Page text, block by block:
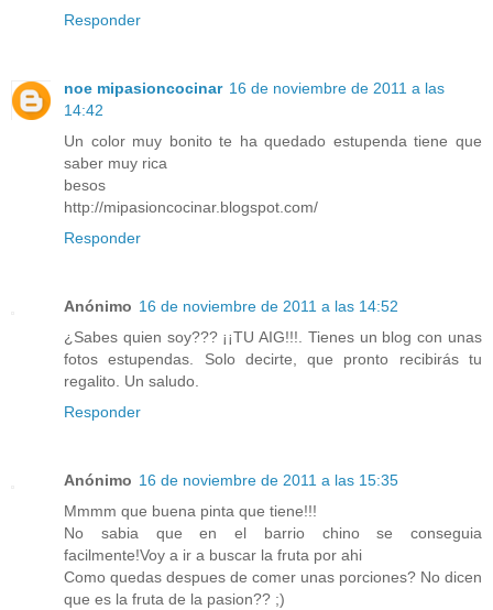
Responder
noe mipasioncocinar 16 de noviembre de 2011 a las
14:42
Un color muy bonito te ha quedado estupenda tiene que
saber muy rica
besos
http://mipasioncocinar.blogspot.com/
Responder
Anónimo 16 de noviembre de 2011 a las 14:52
¿Sabes quien soy??? ¡¡TU AIG!!!. Tienes un blog con unas
fotos estupendas. Solo decirte, que pronto recibirás tu
regalito. Un saludo.
Responder
Anónimo 16 de noviembre de 2011 a las 15:35
Mmmm que buena pinta que tiene!!!
No sabia que en el barrio chino se conseguia
facilmente!Voy a ir a buscar la fruta por ahi
Como quedas despues de comer unas porciones? No dicen
que es la fruta de la pasion?? ;)